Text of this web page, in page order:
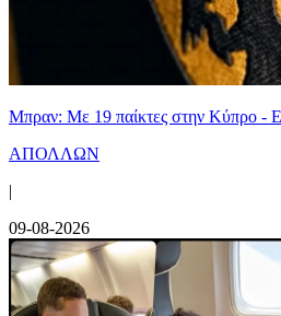
Μπραν: Με 19 παίκτες στην Κύπρο -
ΑΠΟΛΛΩΝ
|
09-08-2026